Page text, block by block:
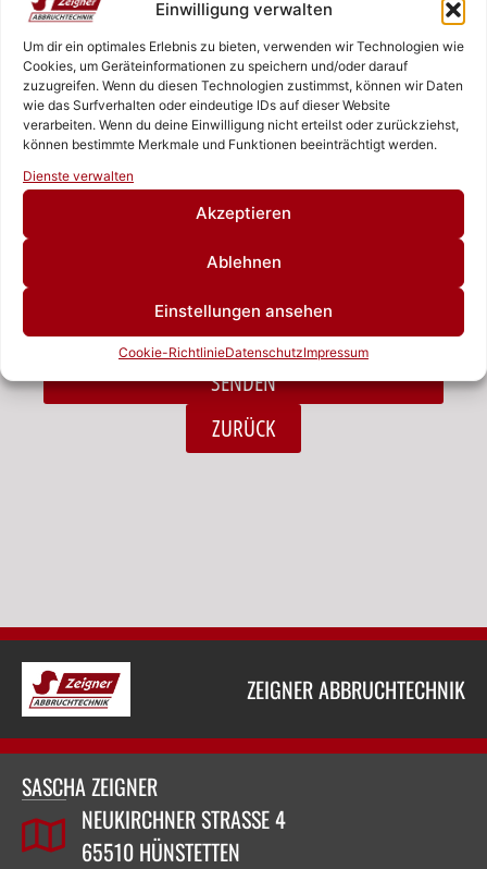
Einwilligung verwalten
Um dir ein optimales Erlebnis zu bieten, verwenden wir Technologien wie
Cookies, um Geräteinformationen zu speichern und/oder darauf
zuzugreifen. Wenn du diesen Technologien zustimmst, können wir Daten
wie das Surfverhalten oder eindeutige IDs auf dieser Website
verarbeiten. Wenn du deine Einwilligung nicht erteilst oder zurückziehst,
können bestimmte Merkmale und Funktionen beeinträchtigt werden.
Dienste verwalten
Akzeptieren
Ablehnen
Einstellungen ansehen
Cookie-RichtlinieDatenschutzImpressum
Telefon
Nachricht
Ich habe die Datenschutzerklärung zur Kenntnis
genommen.*
SENDEN
ZURÜCK
ZEIGNER ABBRUCHTECHNIK
SASCHA ZEIGNER
NEUKIRCHNER STRASSE 4
65510 HÜNSTETTEN
Rufen Sie uns an!